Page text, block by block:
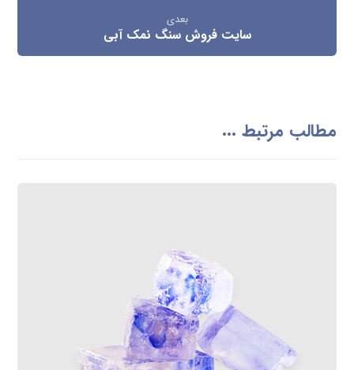
بعدی
سایت فروش سنگ نمک آبی
مطالب مرتبط ...